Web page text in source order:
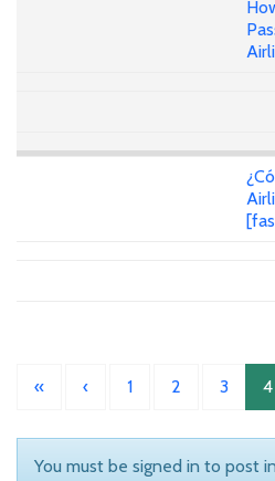
« ‹ 1 2 3 4
You must be signed in to post